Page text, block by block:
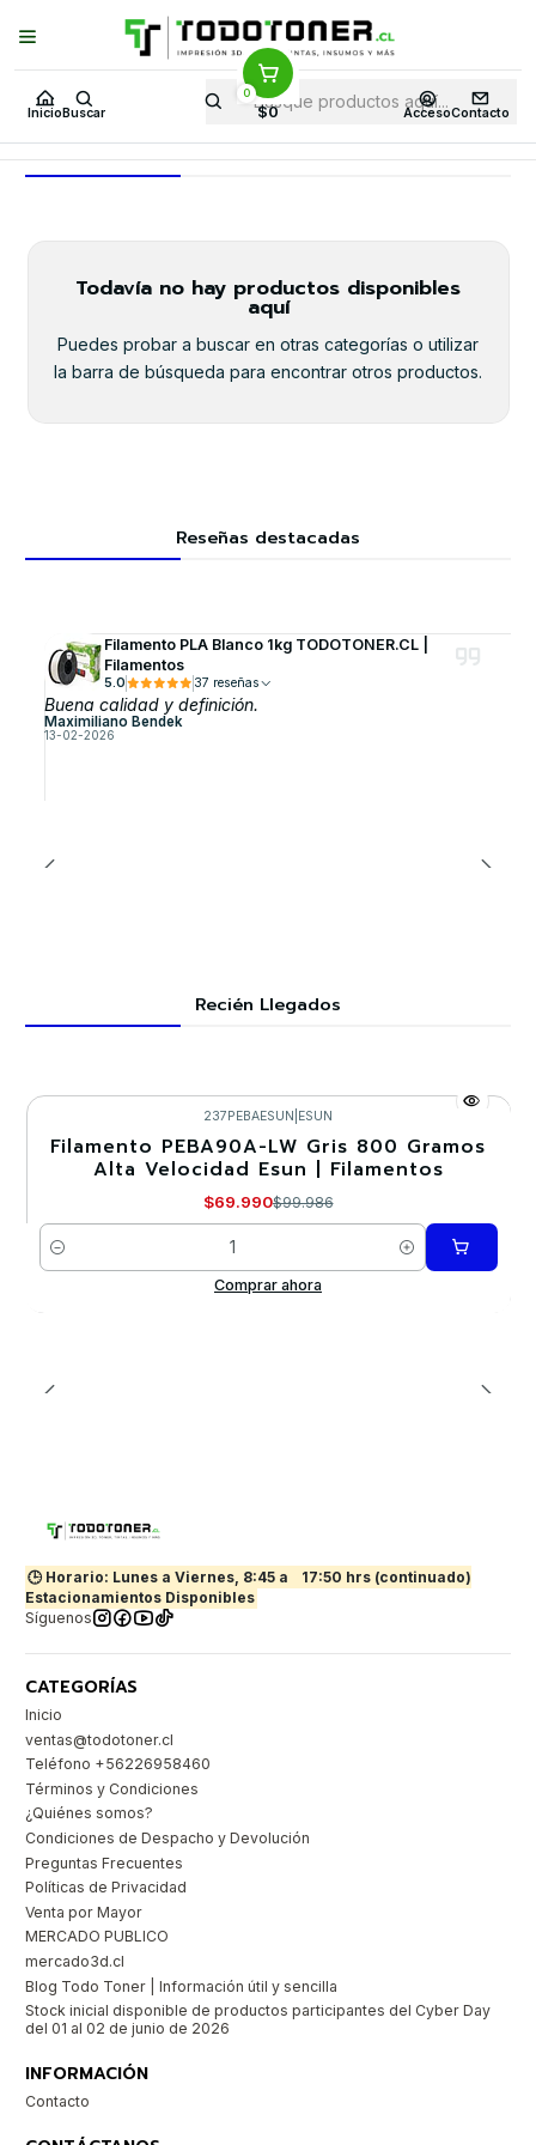
Inicio Buscar
0
$0 AccesoContacto
Puedes Elegir: Comprar enTienda· Despachoa Todo Chile · Retiro en
Tienda en24 Horas
Inicio Toner y tambor Toner Original HP Equipos HP M401DN
M401DN
Todavía no hay productos disponibles
aquí
Puedes probar a buscar en otras categorías o utilizar
la barra de búsqueda para encontrar otros productos.
Reseñas destacadas
Filamento PLA Blanco 1kg TODOTONER.CL |
Filamentos
5.0 37 reseñas
Buena calidad y definición.
Maximiliano Bendek
13-02-2026
Recién Llegados
-30%
237PEBAESUN ESUN
Filamento PEBA90A-LW Gris 800 Gramos
Alta Velocidad Esun | Filamentos
$69.990$99.986
Cantidad
Comprar ahora
🕒 Horario: Lunes a Viernes, 8:45 a
17:50 hrs (continuado)
Estacionamientos Disponibles
Síguenos
CATEGORÍAS
Inicio
ventas@todotoner.cl
Teléfono +56226958460
Términos y Condiciones
¿Quiénes somos?
Condiciones de Despacho y Devolución
Preguntas Frecuentes
Políticas de Privacidad
Venta por Mayor
MERCADO PUBLICO
mercado3d.cl
Blog Todo Toner | Información útil y sencilla
Stock inicial disponible de productos participantes del Cyber Day
del 01 al 02 de junio de 2026
INFORMACIÓN
Contacto